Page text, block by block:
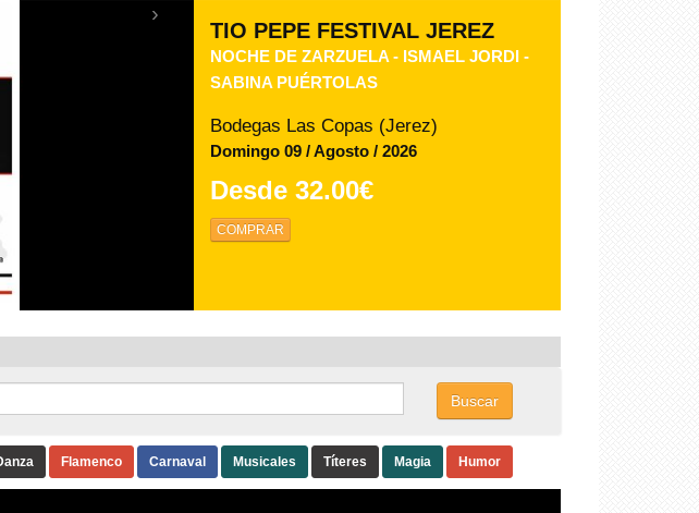
›
TIO PEPE FESTIVAL JEREZ
ANTOÑITO MOLINA - 14 AGOSTO
Viernes 14 / Agosto / 2026
Desde58.00€
COMPRAR
Buscar
Flamenco Carnaval Musicales Títeres Magia Humor